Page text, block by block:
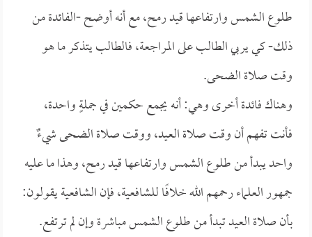
طلوع الشمس وارتفاعها قيد رمح، مع أنه أوضح -الفائدة من
ذلك- كي يربي الطالب على المراجعة، فالطالب يتذكر ما هو
وقت صلاة الضحى.
وهناك فائدة أخرى وهي: أنه يجمع حكمين في جملةٍ واحدة،
فأنت تفهم أن وقت صلاة العيد، ووقت صلاة الضحى شيءٌ
واحد يبدأ من طلوع الشمس وارتفاعها قيد رمح، وهذا ما عليه
جمهور العلماء رحمهم الله خلافًا للشافعية، فإن الشافعية يقولون:
بأن صلاة العيد تبدأ من طلوع الشمس مباشرة وإن لم ترتفع.